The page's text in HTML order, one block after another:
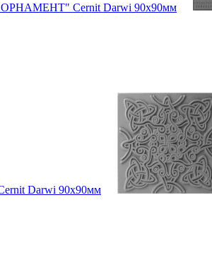
Cernit Darwi 90х90мм
Darwi 90х90мм